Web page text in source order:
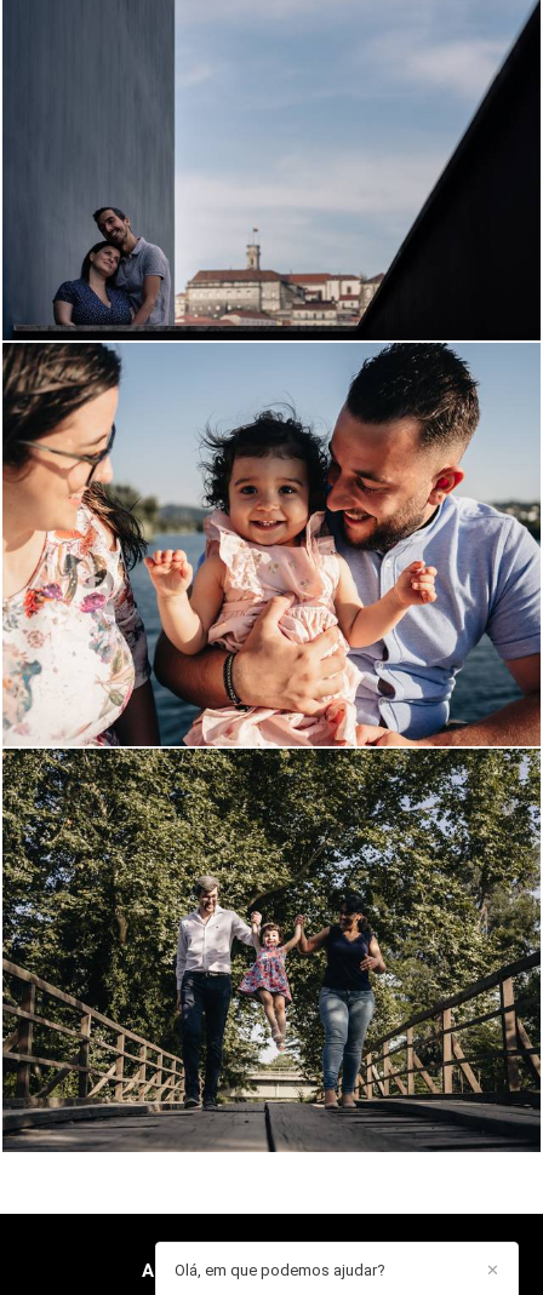
758 0
796 0
ANA GUARDADO/CONTACTO ✕
Olá, em que podemos ajudar?